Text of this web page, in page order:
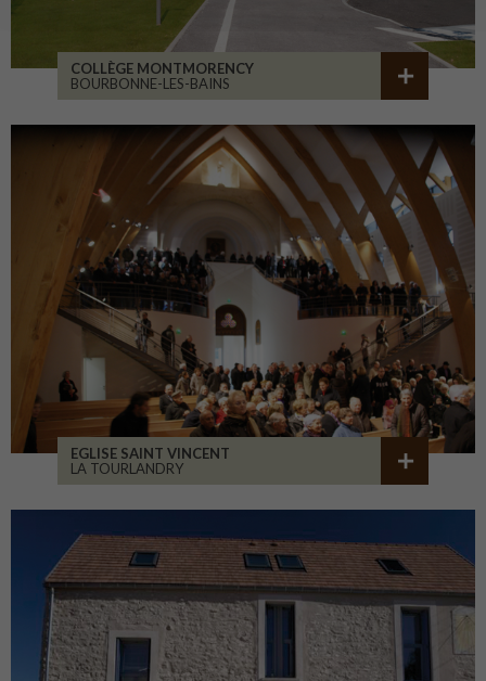
COLLÈGE MONTMORENCY
BOURBONNE-LES-BAINS
EGLISE SAINT VINCENT
LA TOURLANDRY